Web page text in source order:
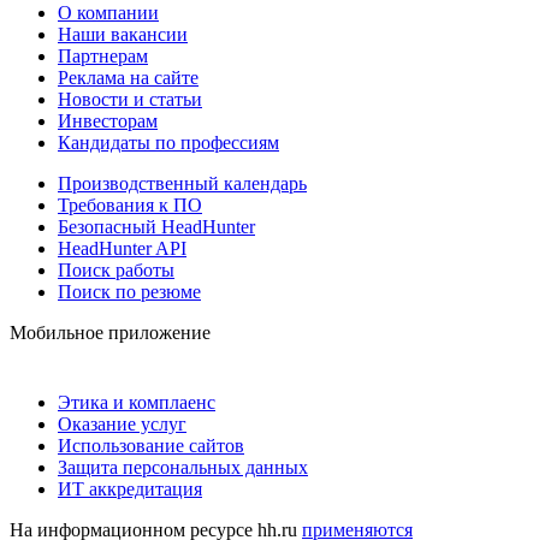
О компании
Наши вакансии
Партнерам
Реклама на сайте
Новости и статьи
Инвесторам
Кандидаты по профессиям
Производственный календарь
Требования к ПО
Безопасный HeadHunter
HeadHunter API
Поиск работы
Поиск по резюме
Мобильное приложение
Этика и комплаенс
Оказание услуг
Использование сайтов
Защита персональных данных
ИТ аккредитация
На информационном ресурсе hh.ru применяются